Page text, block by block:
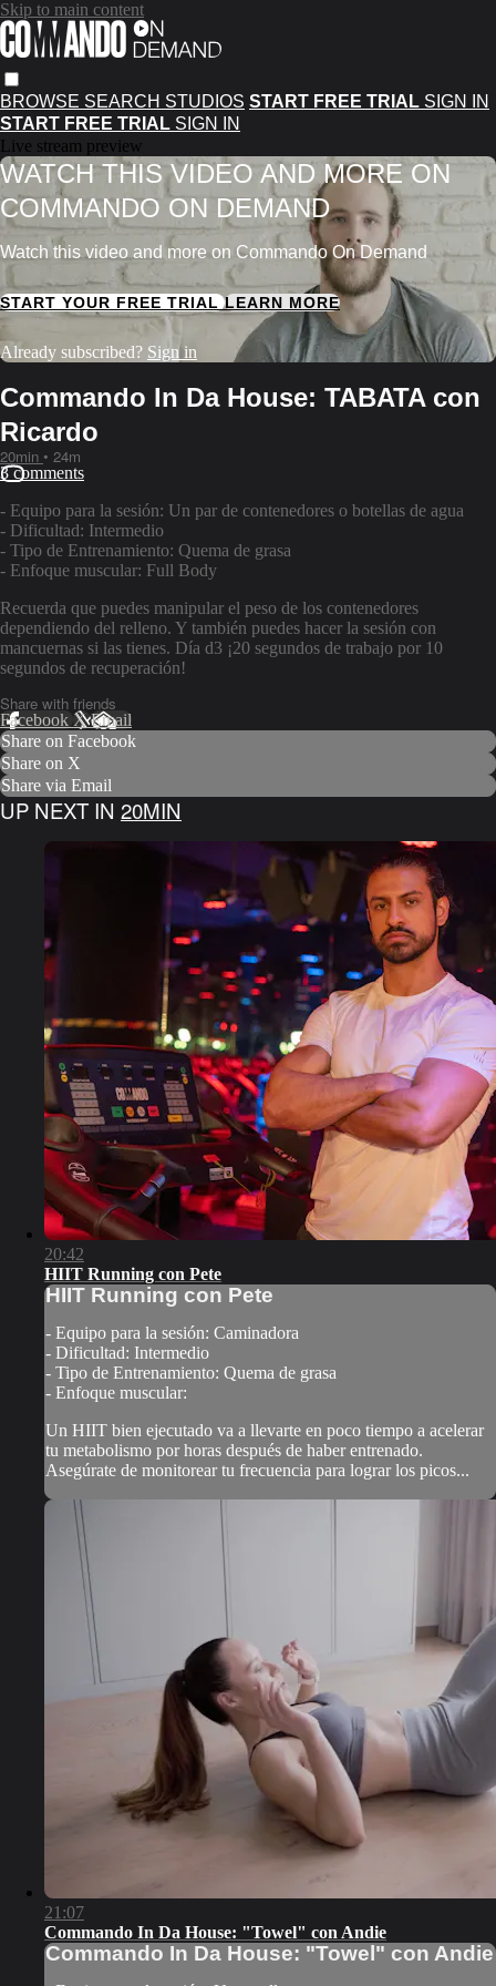
Skip to main content
BROWSE SEARCH STUDIOS START FREE TRIAL SIGN IN
START FREE TRIAL SIGN IN
Live stream preview
WATCH THIS VIDEO AND MORE ON
COMMANDO ON DEMAND
Watch this video and more on Commando On Demand
START YOUR FREE TRIALLEARN MORE
Already subscribed? Sign in
Commando In Da House: TABATA con
Ricardo
20min • 24m
3 comments
- Equipo para la sesión: Un par de contenedores o botellas de agua
- Dificultad: Intermedio
- Tipo de Entrenamiento: Quema de grasa
- Enfoque muscular: Full Body
Recuerda que puedes manipular el peso de los contenedores
dependiendo del relleno. Y también puedes hacer la sesión con
mancuernas si las tienes. Día d3 ¡20 segundos de trabajo por 10
segundos de recuperación!
Share with friends
Facebook XEmail
Share on Facebook
Share on X
Share via Email
UP NEXT IN 20MIN
20:42
HIIT Running con Pete
HIIT Running con Pete
- Equipo para la sesión: Caminadora
- Dificultad: Intermedio
- Tipo de Entrenamiento: Quema de grasa
- Enfoque muscular:
Un HIIT bien ejecutado va a llevarte en poco tiempo a acelerar
tu metabolismo por horas después de haber entrenado.
Asegúrate de monitorear tu frecuencia para lograr los picos...
21:07
Commando In Da House: "Towel" con Andie
Commando In Da House: "Towel" con Andie